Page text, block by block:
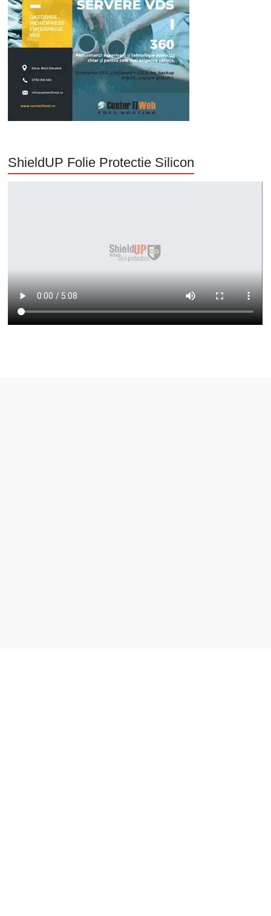
ShieldUP Folie Protectie Silicon